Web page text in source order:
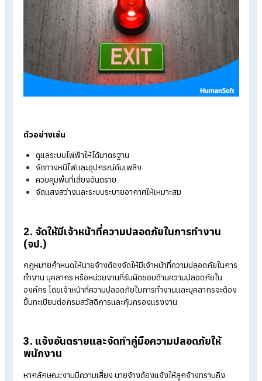
หน้าที่ของนายจ้างตามกฎหมายความ
ปลอดภัย ที่ต้องปฏิบัติอย่างเคร่งครัด
กฎหมายกำหนดให้นายจ้างเป็นผู้รับผิดชอบหลักในการดูแลสภาพ
แวดล้อมการทำงานให้ปลอดภัย และต้องดำเนินมาตรการต่าง ๆ อ
เหมาะสม เพื่อป้องกันไม่ให้ลูกจ้างได้รับอันตรายจากการทำงาน
1. จัดสถานที่ทำงานให้ปลอดภัยและถูกสุขลักษณ
นายจ้างมีหน้าที่จัดและดูแลสถานประกอบกิจการให้มีสภาพการทำ
ที่ปลอดภัย รวมถึงส่งเสริมให้ลูกจ้างสามารถทำงานได้โดยไม่เกิด
อันตรายต่อชีวิต ร่างกาย จิตใจ และสุขภาพอนามัย